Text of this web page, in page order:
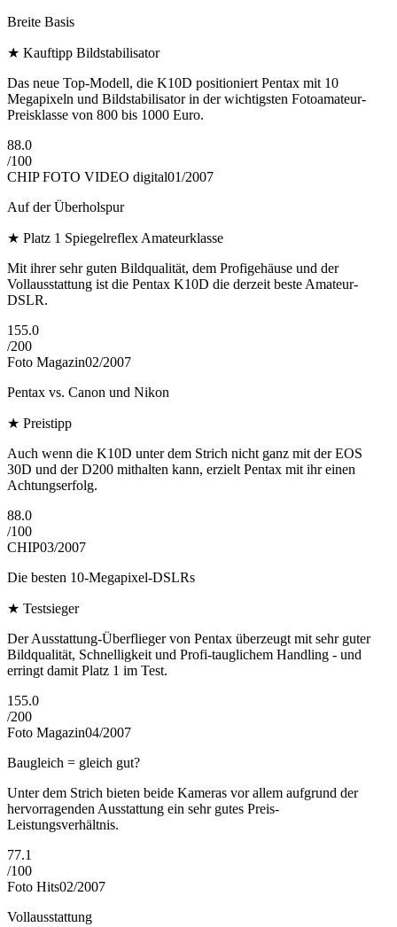
Breite Basis
★ Kauftipp Bildstabilisator
Das neue Top-Modell, die K10D positioniert Pentax mit 10
Megapixeln und Bildstabilisator in der wichtigsten Fotoamateur-
Preisklasse von 800 bis 1000 Euro.
88.0
/100
CHIP FOTO VIDEO digital01/2007
Auf der Überholspur
★ Platz 1 Spiegelreflex Amateurklasse
Mit ihrer sehr guten Bildqualität, dem Profigehäuse und der
Vollausstattung ist die Pentax K10D die derzeit beste Amateur-
DSLR.
155.0
/200
Foto Magazin02/2007
Pentax vs. Canon und Nikon
★ Preistipp
Auch wenn die K10D unter dem Strich nicht ganz mit der EOS
30D und der D200 mithalten kann, erzielt Pentax mit ihr einen
Achtungserfolg.
88.0
/100
CHIP03/2007
Die besten 10-Megapixel-DSLRs
★ Testsieger
Der Ausstattung-Überflieger von Pentax überzeugt mit sehr guter
Bildqualität, Schnelligkeit und Profi-tauglichem Handling - und
erringt damit Platz 1 im Test.
155.0
/200
Foto Magazin04/2007
Baugleich = gleich gut?
Unter dem Strich bieten beide Kameras vor allem aufgrund der
hervorragenden Ausstattung ein sehr gutes Preis-
Leistungsverhältnis.
77.1
/100
Foto Hits02/2007
Vollausstattung